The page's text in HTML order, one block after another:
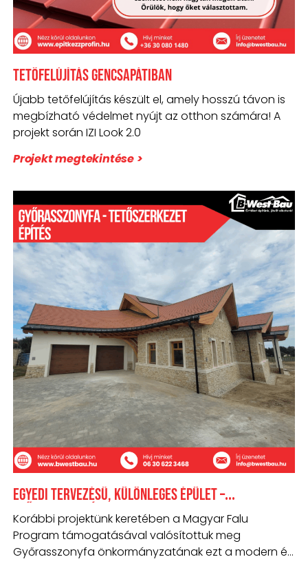
Tetőfelújítás Gencsapátiban
Újabb tetőfelújítás készült el, amely hosszú távon is
megbízható védelmet nyújt az otthon számára! A
projekt során IZI Look 2.0
Projekt megtekintése >
Egyedi tervezésű, különleges épület –
Győrasszonyfán
Korábbi projektünk keretében a Magyar Falu
Program támogatásával valósítottuk meg
Győrasszonyfa önkormányzatának ezt a modern és